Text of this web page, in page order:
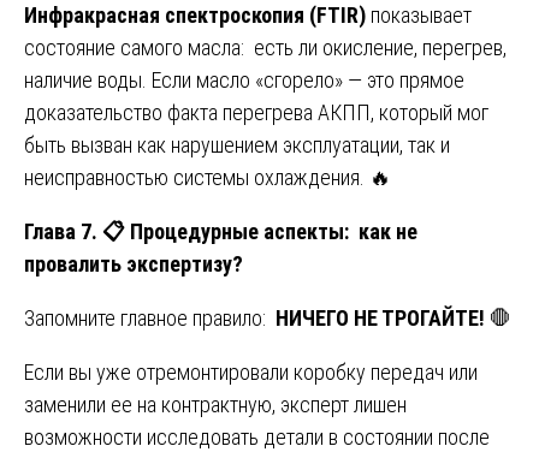
Инфракрасная спектроскопия (FTIR) показывает
состояние самого масла: есть ли окисление, перегрев,
наличие воды. Если масло «сгорело» — это прямое
доказательство факта перегрева АКПП, который мог
быть вызван как нарушением эксплуатации, так и
неисправностью системы охлаждения. 🔥
Глава 7. 📋 Процедурные аспекты: как не
провалить экспертизу?
Запомните главное правило: НИЧЕГО НЕ ТРОГАЙТЕ! 🛑
Если вы уже отремонтировали коробку передач или
заменили ее на контрактную, эксперт лишен
возможности исследовать детали в состоянии после